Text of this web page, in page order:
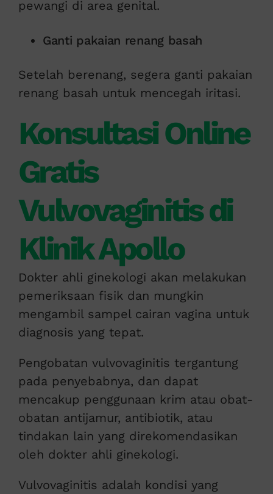
pewangi di area genital.
Ganti pakaian renang basah
Setelah berenang, segera ganti pakaian
renang basah untuk mencegah iritasi.
Konsultasi Online
Gratis
Vulvovaginitis di
Klinik Apollo
Dokter ahli ginekologi akan melakukan
pemeriksaan fisik dan mungkin
mengambil sampel cairan vagina untuk
diagnosis yang tepat.
Pengobatan vulvovaginitis tergantung
pada penyebabnya, dan dapat
mencakup penggunaan krim atau obat-
obatan antijamur, antibiotik, atau
tindakan lain yang direkomendasikan
oleh dokter ahli ginekologi.
Vulvovaginitis adalah kondisi yang